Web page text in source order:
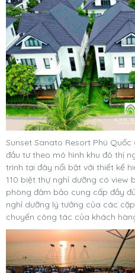
Sunset Sanato Resort Phú
đầu tư theo mô hình khu đô thị
trình tại đây nổi bật với thiết kế
110 biệt thự nghỉ dưỡng có view
phòng đảm bảo cung cấp đầy
nghỉ dưỡng lý tưởng của các
chuyến công tác của khách